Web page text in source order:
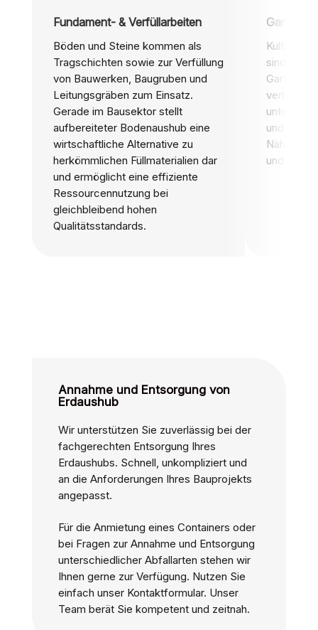
Fundament- & Verfüllarbeiten
Böden und Steine kommen als
Tragschichten sowie zur Verfüllung
von Bauwerken, Baugruben und
Leitungsgräben zum Einsatz.
Gerade im Bausektor stellt
aufbereiteter Bodenaushub eine
wirtschaftliche Alternative zu
herkömmlichen Füllmaterialien dar
und ermöglicht eine effiziente
Ressourcennutzung bei
gleichbleibend hohen
Qualitätsstandards.
Garten-
sind
Garten-
und
und
Annahme und Entsorgung von
Erdaushub
Wir unterstützen Sie zuverlässig bei der
fachgerechten Entsorgung Ihres
Erdaushubs. Schnell, unkompliziert und
an die Anforderungen Ihres Bauprojekts
angepasst.
Für die Anmietung eines Containers oder
bei Fragen zur Annahme und Entsorgung
unterschiedlicher Abfallarten stehen wir
Ihnen gerne zur Verfügung. Nutzen Sie
einfach unser Kontaktformular. Unser
Team berät Sie kompetent und zeitnah.